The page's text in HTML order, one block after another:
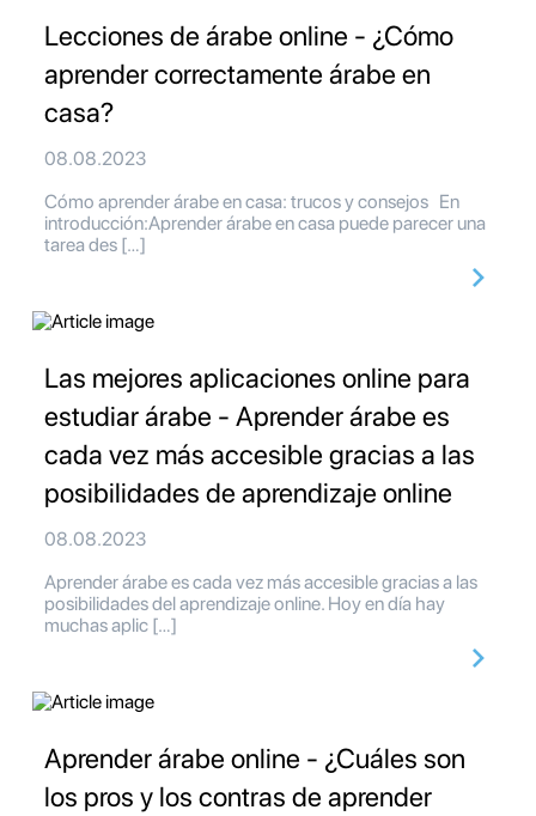
Lecciones de árabe online - ¿Cómo
aprender correctamente árabe en
casa?
08.08.2023
Cómo aprender árabe en casa: trucos y consejos En
introducción:Aprender árabe en casa puede parecer una
tarea des […]
Las mejores aplicaciones online para
estudiar árabe - Aprender árabe es
cada vez más accesible gracias a las
posibilidades de aprendizaje online
08.08.2023
Aprender árabe es cada vez más accesible gracias a las
posibilidades del aprendizaje online. Hoy en día hay
muchas aplic […]
Aprender árabe online - ¿Cuáles son
los pros y los contras de aprender